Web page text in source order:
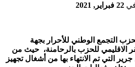
22 فبراير, 2021
التجمع الوطني للأحرار بجهة
الاقليمي للحزب بالرحامنة، حيث من
التي تم الانتهاء بها من أشغال تجهيز